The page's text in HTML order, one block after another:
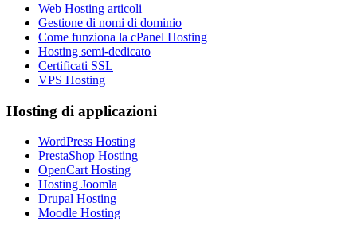
Web Hosting articoli
Gestione di nomi di dominio
Come funziona la cPanel Hosting
Hosting semi-dedicato
Certificati SSL
VPS Hosting
Hosting di applicazioni
WordPress Hosting
PrestaShop Hosting
OpenCart Hosting
Hosting Joomla
Drupal Hosting
Moodle Hosting